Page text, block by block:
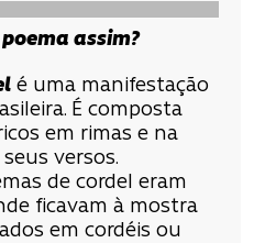
assim?
é uma manifestação
É composta
em rimas e na
versos.
de cordel eram
ficavam à mostra
em cordéis ou